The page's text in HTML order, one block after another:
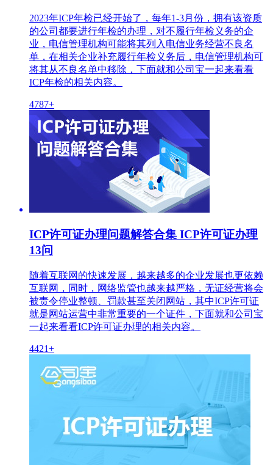
2023年ICP年检已经开始了，每年1-3月份，拥有该资质
的公司都要进行年检的办理，对不履行年检义务的企
业，电信管理机构可能将其列入电信业务经营不良名
单，在相关企业补充履行年检义务后，电信管理机构可
将其从不良名单中移除，下面就和公司宝一起来看看
ICP年检的相关内容。
4787+
ICP许可证办理问题解答合集 ICP许可证办理
13问
随着互联网的快速发展，越来越多的企业发展也更依赖
互联网，同时，网络监管也越来越严格，无证经营将会
被责令停业整顿、罚款甚至关闭网站，其中ICP许可证
就是网站运营中非常重要的一个证件，下面就和公司宝
一起来看看ICP许可证办理的相关内容。
4421+